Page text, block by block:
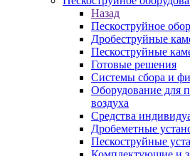
Назад
Пескоструйное
Дробеструйные
Пескоструйные
Готовые решения
Системы сбора и
Оборудование для
воздуха
Средства
Дробеметные
Пескоструйные